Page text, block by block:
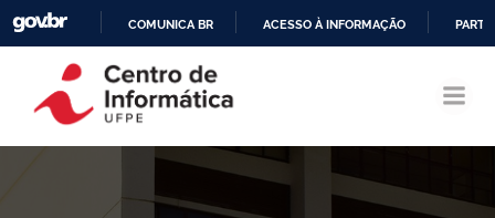
CONTEÚDO
COMUNICA BR ACESSO À INFORMAÇÃO